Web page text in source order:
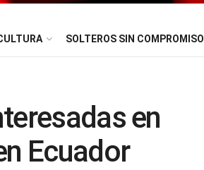
SOLTEROS SIN COMPROMISO
en
Ecuador